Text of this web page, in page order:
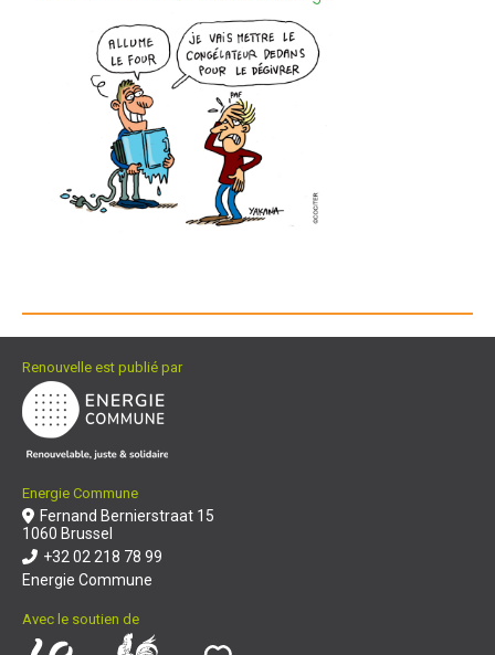
Renouvelle est publié par
Energie Commune
Fernand Bernierstraat 15
1060 Brussel
+32 02 218 78 99
Energie Commune
Avec le soutien de